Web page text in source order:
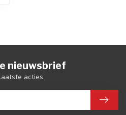
nieuwsbrief
acties